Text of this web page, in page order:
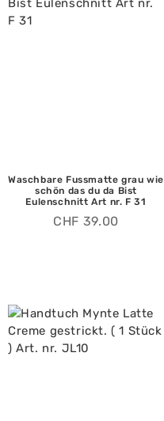
Waschbare Fussmatte grau wie
schön das du da Bist
Eulenschnitt Art nr. F 31
CHF 39.00